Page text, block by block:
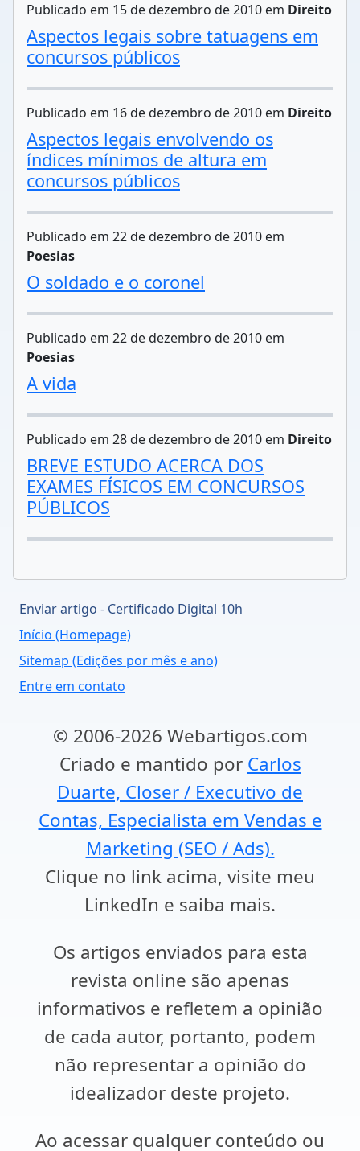
Publicado em 15 de dezembro de 2010 em Direito
Aspectos legais sobre tatuagens em
concursos públicos
Publicado em 16 de dezembro de 2010 em Direito
Aspectos legais envolvendo os
índices mínimos de altura em
concursos públicos
Publicado em 22 de dezembro de 2010 em
Poesias
O soldado e o coronel
Publicado em 22 de dezembro de 2010 em
Poesias
A vida
Publicado em 28 de dezembro de 2010 em Direito
BREVE ESTUDO ACERCA DOS
EXAMES FÍSICOS EM CONCURSOS
PÚBLICOS
Enviar artigo - Certificado Digital 10h
Início (Homepage)
Sitemap (Edições por mês e ano)
Entre em contato
© 2006-2026 Webartigos.com
Criado e mantido por Carlos
Duarte, Closer / Executivo de
Contas, Especialista em Vendas e
Marketing (SEO / Ads).
Clique no link acima, visite meu
LinkedIn e saiba mais.
Os artigos enviados para esta
revista online são apenas
informativos e refletem a opinião
de cada autor, portanto, podem
não representar a opinião do
idealizador deste projeto.
Ao acessar qualquer conteúdo ou